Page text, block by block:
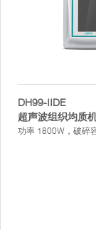
DH99-IIDE
超声波组织均质
功率 1800W，破碎